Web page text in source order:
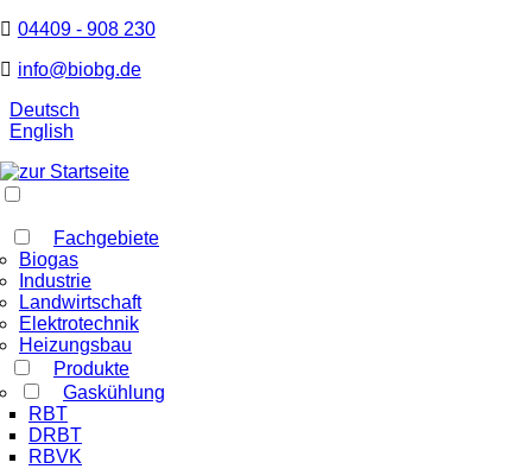
04409 - 908 230
info@biobg.de
Deutsch
English
Fachgebiete
Biogas
Industrie
Landwirtschaft
Elektrotechnik
Heizungsbau
Produkte
Gaskühlung
RBT
DRBT
RBVK